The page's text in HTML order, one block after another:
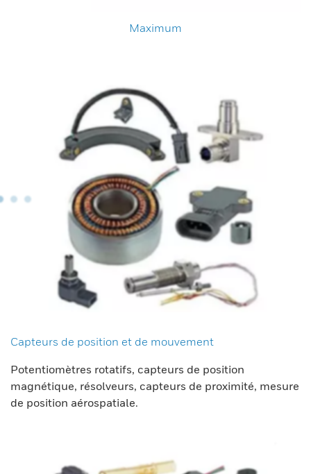
Maximum
Capteurs de position et de mouvement
Potentiomètres rotatifs, capteurs de position
magnétique, résolveurs, capteurs de proximité, mesure
de position aérospatiale.